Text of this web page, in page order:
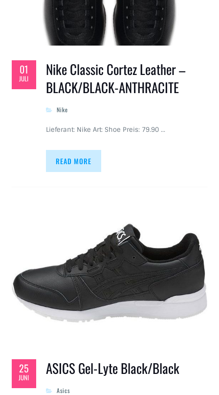
01
JULI
Nike Classic Cortez Leather –
BLACK/BLACK-ANTHRACITE
Nike
Lieferant: Nike Art: Shoe Preis: 79.90 …
READ MORE
25
JUNI ASICS Gel-Lyte Black/Black
Asics